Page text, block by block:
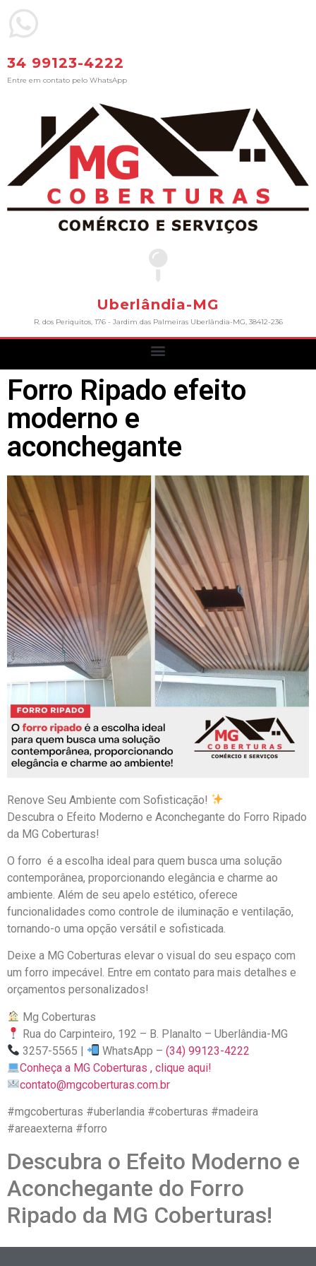
34 99123-4222
Entre em contato pelo WhatsApp
Uberlândia-MG
R. dos Periquitos, 176 - Jardim das Palmeiras Uberlândia-MG, 38412-236
Forro Ripado efeito
moderno e
aconchegante
Renove Seu Ambiente com Sofisticação!
Descubra o Efeito Moderno e Aconchegante do Forro Ripado
da MG Coberturas!
O forro é a escolha ideal para quem busca uma solução
contemporânea, proporcionando elegância e charme ao
ambiente. Além de seu apelo estético, oferece
funcionalidades como controle de iluminação e ventilação,
tornando-o uma opção versátil e sofisticada.
Deixe a MG Coberturas elevar o visual do seu espaço com
um forro impecável. Entre em contato para mais detalhes e
orçamentos personalizados!
Mg Coberturas
Rua do Carpinteiro, 192 – B. Planalto – Uberlândia-MG
3257-5565 |
WhatsApp –(34) 99123-4222
Conheça a MG Coberturas , clique aqui!
contato@mgcoberturas.com.br
#mgcoberturas #uberlandia #coberturas #madeira
#areaexterna #forro
Descubra o Efeito Moderno e
Aconchegante do Forro
Ripado da MG Coberturas!